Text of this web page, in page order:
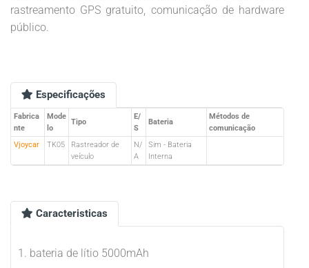
rastreamento GPS gratuito, comunicação de hardware
público.
Especificações
Fabrica
nte
Mode
lo
Tipo
E/
S
Bateria
Métodos de
comunicação
Vjoycar
TK05
Rastreador de
veículo
N/
A
Sim - Bateria
Interna
Caracteristicas
1. bateria de lítio 5000mAh